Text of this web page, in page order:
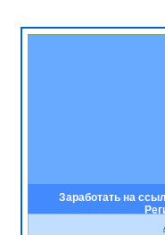
Заработать на